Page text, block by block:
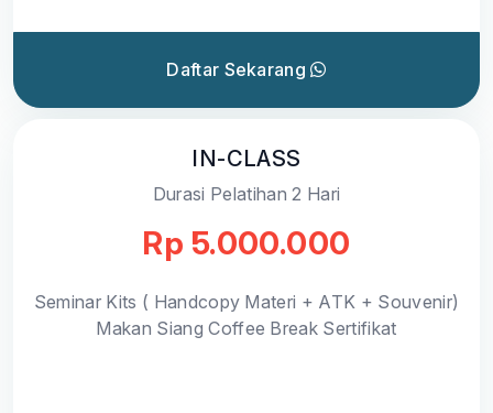
Daftar Sekarang
IN-CLASS
Durasi Pelatihan 2 Hari
Rp 5.000.000
Seminar Kits ( Handcopy Materi + ATK + Souvenir)
Makan Siang Coffee Break Sertifikat